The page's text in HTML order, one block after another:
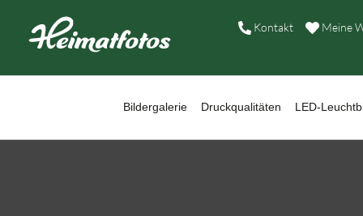
Kontakt Meine
Bildergalerie Druckqualitäten LED-